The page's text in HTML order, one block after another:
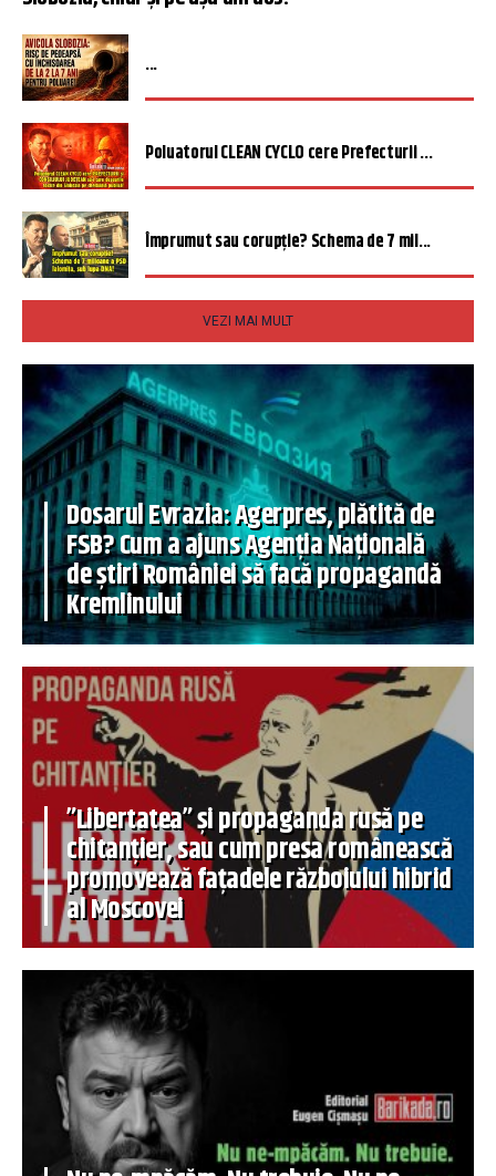
...
Poluatorul CLEAN CYCLO cere Prefecturii ...
Împrumut sau corupție? Schema de 7 mil...
VEZI MAI MULT
Dosarul Evrazia: Agerpres, plătită de
FSB? Cum a ajuns Agenția Națională
de știri României să facă propagandă
Kremlinului
”Libertatea” și propaganda rusă pe
chitanțier, sau cum presa românească
promovează fațadele războiului hibrid
al Moscovei